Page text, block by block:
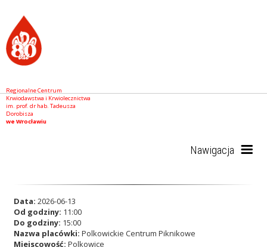
Regionalne Centrum
Krwiodawstwa i Krwiolecznictwa
im. prof. dr hab. Tadeusza
Dorobisza
we Wrocławiu
Nawigacja
RCKiK
Data: 2026-06-13
Od godziny: 11:00
Do godziny: 15:00
Nazwa placówki: Polkowickie Centrum Piknikowe
Miejscowość: Polkowice